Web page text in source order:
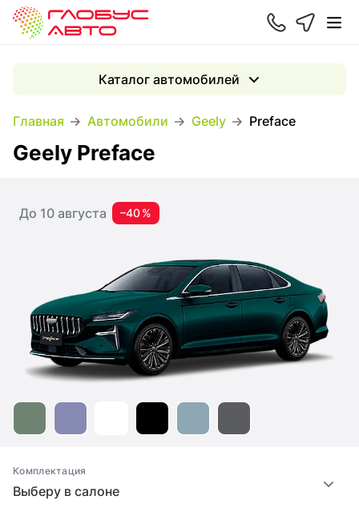
Главная Автомобили Geely Preface
Каталог автомобилей
Geely Preface
До 10 августа –40 %
Выберу в салоне
Комплектация